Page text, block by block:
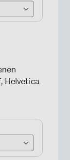
Helvetica